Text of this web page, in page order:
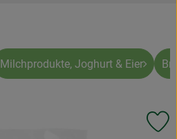
Milchprodukte, Joghurt & Eier